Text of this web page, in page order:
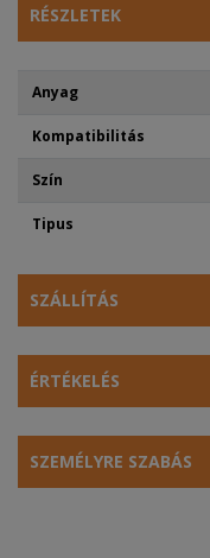
RÉSZLETEK
Anyag
Kompatibilitás
Szín
Tipus
SZÁLLÍTÁS
ÉRTÉKELÉS
SZEMÉLYRE SZABÁS